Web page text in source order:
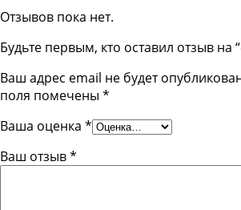
Отзывов пока нет.
Будьте первым, кто оставил отзыв на
Ваш адрес email не будет
поля помечены *
Ваша оценка *
Ваш отзыв*